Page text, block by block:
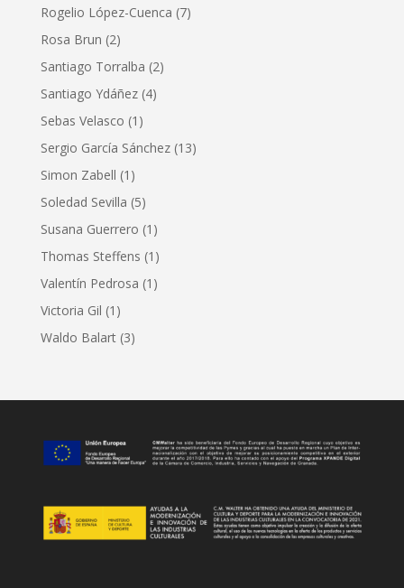
Rogelio López-Cuenca (7)
Rosa Brun (2)
Santiago Torralba (2)
Santiago Ydáñez (4)
Sebas Velasco (1)
Sergio García Sánchez (13)
Simon Zabell (1)
Soledad Sevilla (5)
Susana Guerrero (1)
Thomas Steffens (1)
Valentín Pedrosa (1)
Victoria Gil (1)
Waldo Balart (3)